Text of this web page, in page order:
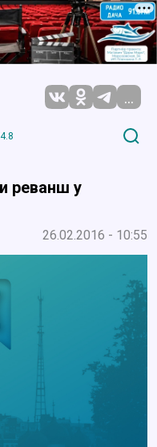
...
реванш у
26.02.2016 - 10:55